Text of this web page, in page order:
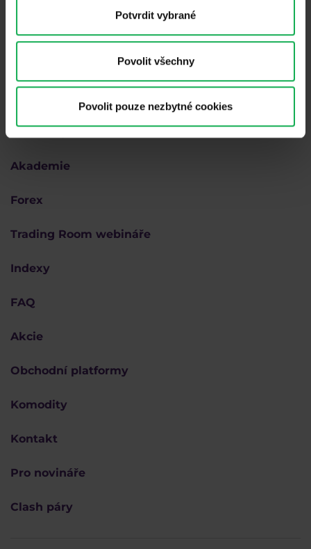
Potvrdit vybrané
Povolit všechny
Povolit pouze nezbytné cookies
Proč Purple
Akademie
Forex
Trading Room webináře
Indexy
FAQ
Akcie
Obchodní platformy
Komodity
Kontakt
Pro novináře
Clash páry